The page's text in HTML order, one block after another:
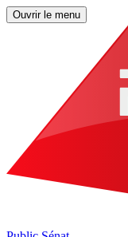
Ouvrir le menu